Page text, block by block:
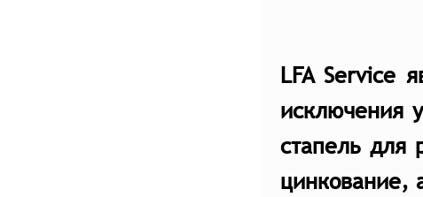
LFA Service
исключения
стапель для
цинкование,